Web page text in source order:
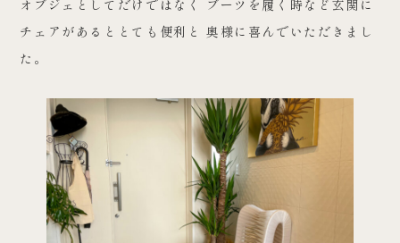
オブジェとしてだけではなく ブーツを履く時など玄関に
チェアがあるととても便利と 奥様に喜んでいただきまし
た。